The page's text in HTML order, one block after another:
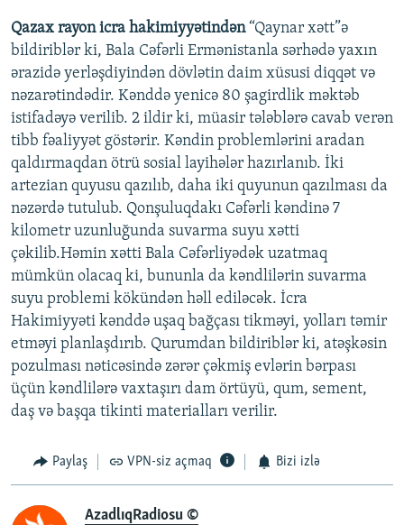
Qazax rayon icra hakimiyyətindən“Qaynar xətt”ə
bildiriblər ki, Bala Cəfərli Ermənistanla sərhədə yaxın
ərazidə yerləşdiyindən dövlətin daim xüsusi diqqət və
nəzarətindədir. Kənddə yenicə 80 şagirdlik məktəb
istifadəyə verilib. 2 ildir ki, müasir tələblərə cavab verən
tibb fəaliyyət göstərir. Kəndin problemlərini aradan
qaldırmaqdan ötrü sosial layihələr hazırlanıb. İki
artezian quyusu qazılıb, daha iki quyunun qazılması da
nəzərdə tutulub. Qonşuluqdakı Cəfərli kəndinə 7
kilometr uzunluğunda suvarma suyu xətti
çəkilib.Həmin xətti Bala Cəfərliyədək uzatmaq
mümkün olacaq ki, bununla da kəndlilərin suvarma
suyu problemi kökündən həll ediləcək. İcra
Hakimiyyəti kənddə uşaq bağçası tikməyi, yolları təmir
etməyi planlaşdırıb. Qurumdan bildiriblər ki, atəşkəsin
pozulması nəticəsində zərər çəkmiş evlərin bərpası
üçün kəndlilərə vaxtaşırı dam örtüyü, qum, sement,
daş və başqa tikinti materialları verilir.
Paylaş VPN-siz açmaq Bizi izlə
AzadlıqRadiosu ©